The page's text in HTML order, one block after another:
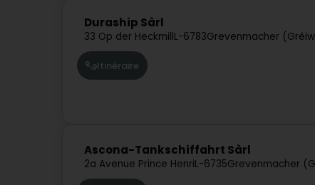
Duraship Sàrl
33 Op der HeckmillL-6783Grevenmacher
Itinéraire
Ascona-Tankschiffahrt Sàrl
2a Avenue Prince HenriL-6735Grevenmacher